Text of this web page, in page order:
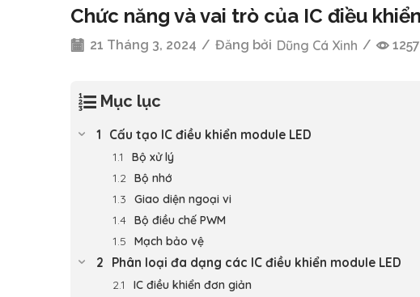
Chức năng và vai trò của IC điều
21 Tháng 3, 2024 / Đăng bởi Dũng Cá Xinh / 1257
Mục lục
Cấu tạo IC điều khiển module LED
Bộ xử lý
Bộ nhớ
Giao diện ngoại vi
Bộ điều chế PWM
Mạch bảo vệ
Phân loại đa dạng các IC điều khiển module LED
IC điều khiển đơn giản